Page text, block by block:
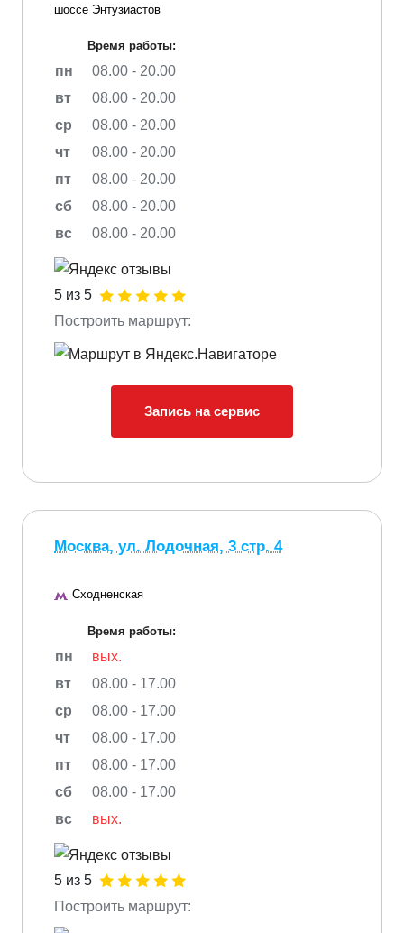
шоссе Энтузиастов
Время работы:
пн
08.00 - 20.00
вт
08.00 - 20.00
ср
08.00 - 20.00
чт
08.00 - 20.00
пт
08.00 - 20.00
сб
08.00 - 20.00
вс
08.00 - 20.00
5 из 5
Построить маршрут:
Запись на сервис
Москва, ул. Лодочная, 3 стр. 4
Сходненская
Время работы:
пн
вых.
вт
08.00 - 17.00
ср
08.00 - 17.00
чт
08.00 - 17.00
пт
08.00 - 17.00
сб
08.00 - 17.00
вс
вых.
5 из 5
Построить маршрут: